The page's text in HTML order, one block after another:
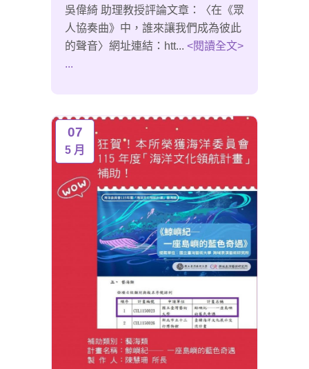
吳偉綺 助理教授評論文章：〈在《眾
人協奏曲》中，誰來讓我們成為彼此
的聲音〉網址連結：htt... <閱讀全文>
...
07
5 月